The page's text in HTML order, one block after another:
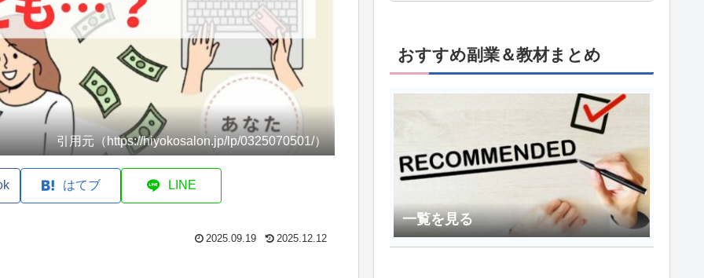
引用元（https://hiyokosalon.jp/lp/0325070501/）
はてブ LINE
2025.09.19 2025.12.12
おすすめ副業＆教材まとめ
一覧を見る